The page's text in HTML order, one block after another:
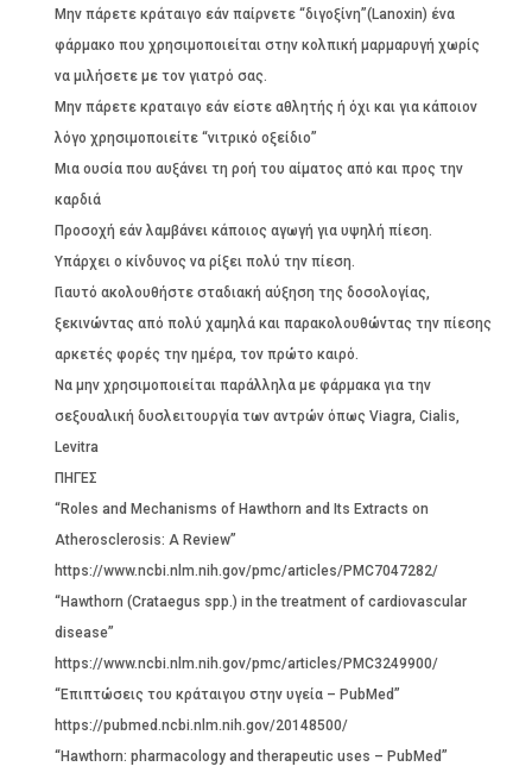
Μην πάρετε κράταιγο εάν παίρνετε “διγοξίνη”(Lanoxin) ένα
φάρμακο που χρησιμοποιείται στην κολπική μαρμαρυγή χωρίς
να μιλήσετε με τον γιατρό σας.
Μην πάρετε κραταιγο εάν είστε αθλητής ή όχι και για κάποιον
λόγο χρησιμοποιείτε “νιτρικό οξείδιο”
Μια ουσία που αυξάνει τη ροή του αίματος από και προς την
καρδιά
Προσοχή εάν λαμβάνει κάποιος αγωγή για υψηλή πίεση.
Υπάρχει ο κίνδυνος να ρίξει πολύ την πίεση.
Γιαυτό ακολουθήστε σταδιακή αύξηση της δοσολογίας,
ξεκινώντας από πολύ χαμηλά και παρακολουθώντας την πίεσης
αρκετές φορές την ημέρα, τον πρώτο καιρό.
Να μην χρησιμοποιείται παράλληλα με φάρμακα για την
σεξουαλική δυσλειτουργία των αντρών όπως Viagra, Cialis,
Levitra
ΠΗΓΕΣ
“Roles and Mechanisms of Hawthorn and Its Extracts on
Atherosclerosis: A Review”
https://www.ncbi.nlm.nih.gov/pmc/articles/PMC7047282/
“Hawthorn (Crataegus spp.) in the treatment of cardiovascular
disease”
https://www.ncbi.nlm.nih.gov/pmc/articles/PMC3249900/
“Επιπτώσεις του κράταιγου στην υγεία – PubMed”
https://pubmed.ncbi.nlm.nih.gov/20148500/
“Hawthorn: pharmacology and therapeutic uses – PubMed”